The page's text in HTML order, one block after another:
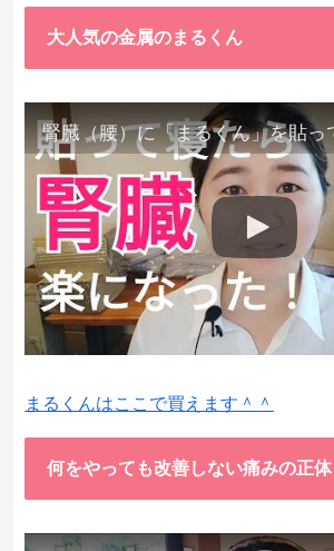
大人気の金属のまるくん
まるくんはここで買えます＾＾
何をやっても改善しない痛みの正体